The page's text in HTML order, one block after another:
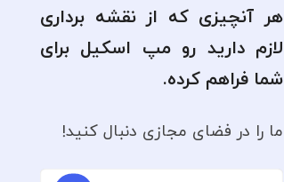
هر آنچیزی که از نقشه برداری
لازم دارید رو مپ اسکیل برای
شما فراهم کرده.
ما را در فضای مجازی دنبال کنید!